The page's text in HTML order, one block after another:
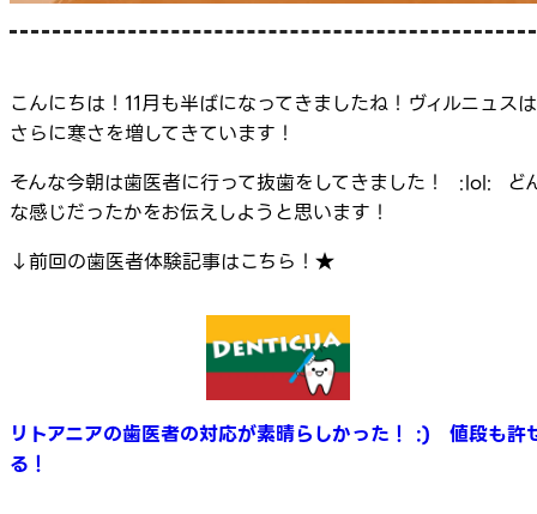
こんにちは！11月も半ばになってきましたね！ヴィルニュスは
さらに寒さを増してきています！
そんな今朝は歯医者に行って抜歯をしてきました！ :lol: ど
な感じだったかをお伝えしようと思います！
↓前回の歯医者体験記事はこちら！★
リトアニアの歯医者の対応が素晴らしかった！ :) 値段も許
る！